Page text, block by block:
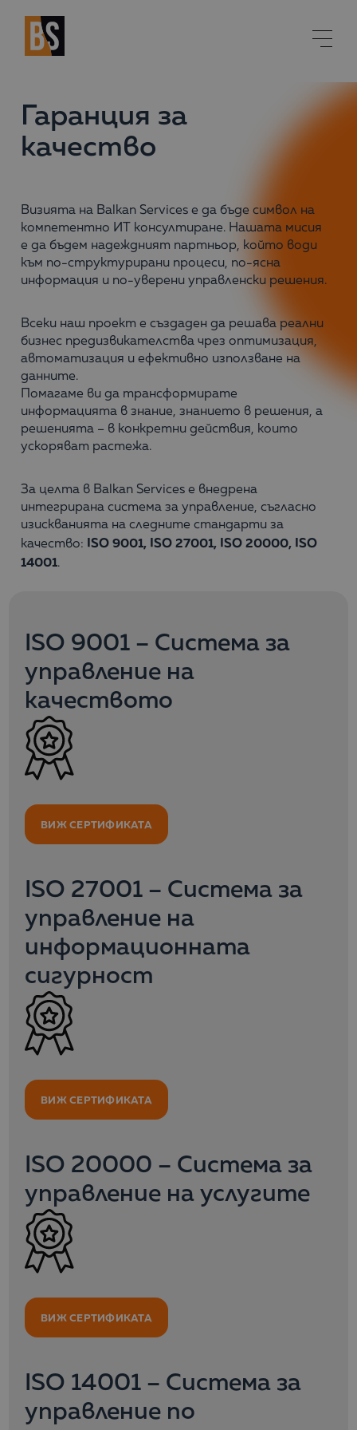
Гаранция за
качество
Визията на Balkan Services е да бъде символ на
компетентно ИТ консултиране. Нашата мисия
е да бъдем надеждният партньор, който води
към по-структурирани процеси, по-ясна
информация и по-уверени управленски решения.
Всеки наш проект е създаден да решава реални
бизнес предизвикателства чрез оптимизация,
автоматизация и ефективно използване на
данните.
Помагаме ви да трансформирате
информацията в знание, знанието в решения, а
решенията – в конкретни действия, които
ускоряват растежа.
За целта в Balkan Services е внедрена
интегрирана система за управление, съгласно
изискванията на следните стандарти за
качество: ISO 9001, ISO 27001, ISO 20000, ISO
14001.
ISO 9001 – Система за
управление на
качеството
ВИЖ СЕРТИФИКАТА
ISO 27001 – Система за
управление на
информационната
сигурност
ВИЖ СЕРТИФИКАТА
ISO 20000 – Система за
управление на услугите
ВИЖ СЕРТИФИКАТА
ISO 14001 – Система за
управление по